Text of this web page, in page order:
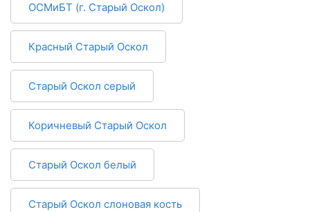
ОСМиБТ (г. Старый Оскол)
Красный Старый Оскол
Старый Оскол серый
Коричневый Старый Оскол
Старый Оскол белый
Старый Оскол слоновая кость